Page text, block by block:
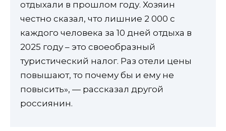
отдыхали в прошлом году. Хозяин
честно сказал, что лишние 2 000 с
каждого человека за 10 дней отдыха в
2025 году – это своеобразный
туристический налог. Раз отели цены
повышают, то почему бы и ему не
повысить», — рассказал другой
россиянин.